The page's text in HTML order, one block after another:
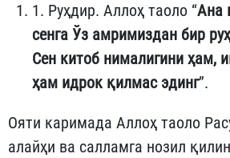
1. Руҳдир. Аллоҳ таоло “Ана
сенга Ўз амримиздан бир
Сен китоб нималигини ҳам,
ҳам идрок қилмас эдинг”.
Ояти каримада Аллоҳ таоло
алайҳи ва салламга нозил